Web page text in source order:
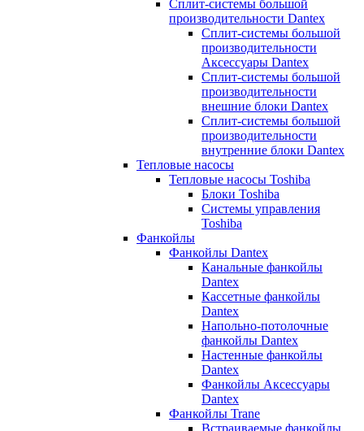
Сплит-системы большой
производительности Dantex
Сплит-системы большой
производительности
Аксессуары Dantex
Сплит-системы большой
производительности
внешние блоки Dantex
Сплит-системы большой
производительности
внутренние блоки Dantex
Тепловые насосы
Тепловые насосы Toshiba
Блоки Toshiba
Системы управления
Toshiba
Фанкойлы
Фанкойлы Dantex
Канальные фанкойлы
Dantex
Кассетные фанкойлы
Dantex
Напольно-потолочные
фанкойлы Dantex
Настенные фанкойлы
Dantex
Фанкойлы Аксессуары
Dantex
Фанкойлы Trane
Встраиваемые фанкойлы